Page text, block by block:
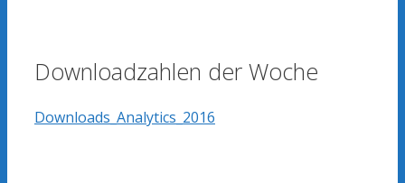
Downloadzahlen der Woche
Downloads_Analytics_2016